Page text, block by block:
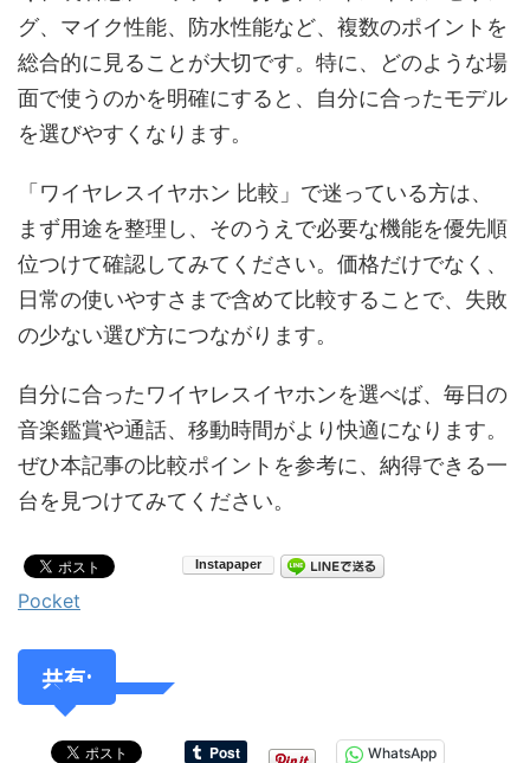
グ、マイク性能、防水性能など、複数のポイントを
総合的に見ることが大切です。特に、どのような場
面で使うのかを明確にすると、自分に合ったモデル
を選びやすくなります。
「ワイヤレスイヤホン 比較」で迷っている方は、
まず用途を整理し、そのうえで必要な機能を優先順
位つけて確認してみてください。価格だけでなく、
日常の使いやすさまで含めて比較することで、失敗
の少ない選び方につながります。
自分に合ったワイヤレスイヤホンを選べば、毎日の
音楽鑑賞や通話、移動時間がより快適になります。
ぜひ本記事の比較ポイントを参考に、納得できる一
台を見つけてみてください。
Pocket
共有:
WhatsApp